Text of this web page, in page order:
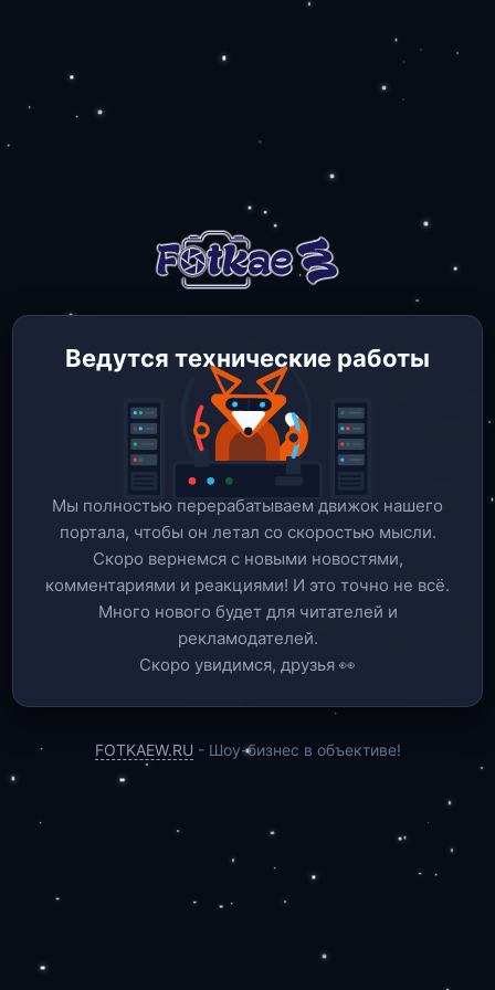
Ведутся технические работы
Мы полностью перерабатываем движок нашего
портала, чтобы он летал со скоростью мысли.
Скоро вернемся c новыми новостями,
комментариями и реакциями! И это точно не всё.
Много нового будет для читателей и
рекламодателей.
Скоро увидимся, друзья 👀
FOTKAEW.RU - Шоу-бизнес в объективе!